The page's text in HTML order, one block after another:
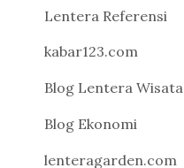
Lentera Referensi
kabar123.com
Blog Lentera Wisata
Blog Ekonomi
lenteragarden.com